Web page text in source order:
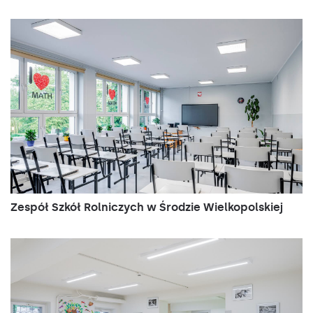
4000 5150 PRM - - - 1161/124/60 643460
34
4000
MAT
1161/124/60 643569
34
4000 5150 PRM - - LS2 1161/124/60 643545
34
4000 4450
PRM
MAT
tak - 1161/124/60
34
4000 5150 PRM tak - - 1161/124/60 643507
48W
48
3000 5700
PRM
MAT
- - LS2 1441/124/60643088
5700
MAT
-
48
6600 PRM - - 1441/124/60
Zespół Szkół Rolniczych w Środzie Wielkopolskiej